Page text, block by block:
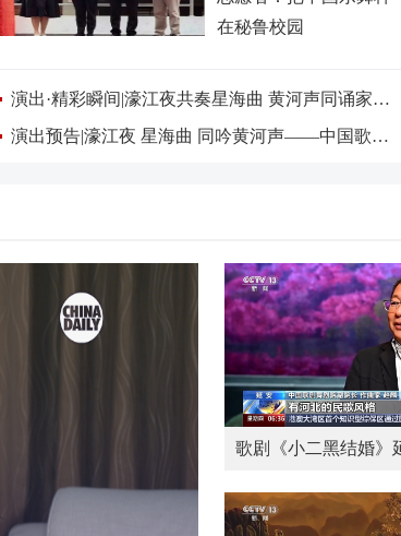
在秘鲁校园
演出·精彩瞬间|濠江夜共奏星海曲 黄河声同诵家国志——中国歌剧舞剧院民族乐团与澳门中乐团联袂演出《星海光年》音乐会
演出预告|濠江夜 星海曲 同吟黄河声——中国歌剧舞剧院民族乐团即将赴澳门参演《星海光年》音乐会